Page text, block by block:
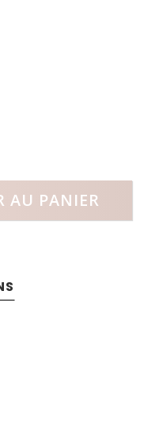
AU PANIER